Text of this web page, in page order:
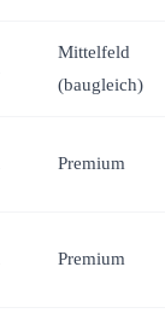
Mittelfeld
(baugleich)
Premium
Premium